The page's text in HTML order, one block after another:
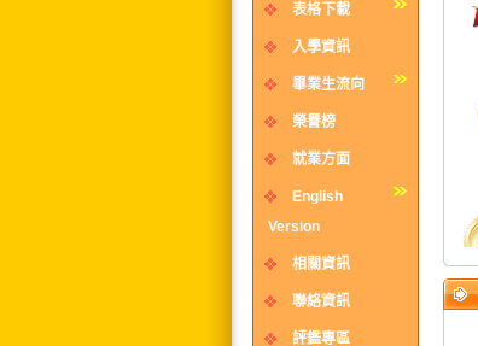
表格下載
入學資訊
畢業生流向
榮譽榜
就業方面
English
Version
相關資訊
聯絡資訊
評鑑專區